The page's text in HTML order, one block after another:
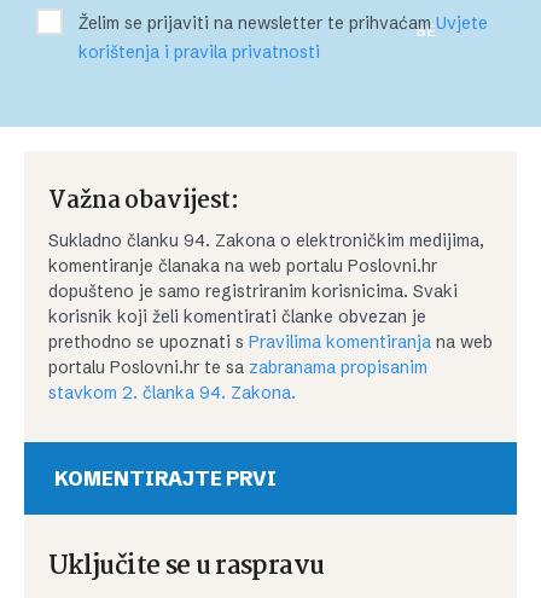
SE
Želim se prijaviti na newsletter te prihvaćamUvjete
korištenja i pravila privatnosti
Važna obavijest:
Sukladno članku 94. Zakona o elektroničkim medijima,
komentiranje članaka na web portalu Poslovni.hr
dopušteno je samo registriranim korisnicima. Svaki
korisnik koji želi komentirati članke obvezan je
prethodno se upoznati s Pravilima komentiranja na web
portalu Poslovni.hr te sa zabranama propisanim
stavkom 2. članka 94. Zakona.
KOMENTIRAJTE PRVI
Uključite se u raspravu